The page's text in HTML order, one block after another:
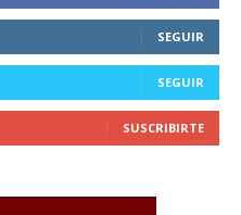
SEGUIR
SEGUIR
SUSCRIBIRTE